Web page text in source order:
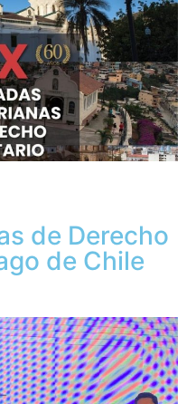
de Derecho
de Chile